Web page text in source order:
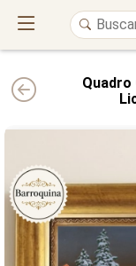
UM